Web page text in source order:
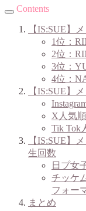
Contents
【IS:SUE】
1位：
2位：
3位：
4位：
【IS:SUE】
X人気順
Tik Tok
【IS:SUE】
生回数
日プ女
チッケ
フォー
まとめ